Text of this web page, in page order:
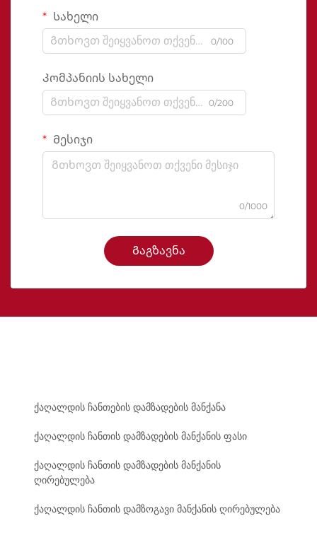
Სახელი
0/100
Კომპანიის სახელი
0/200
Მესიჯი
0/1000
Გაგზავნა
ქაღალდის ჩანთების დამზადების მანქანა
ქაღალდის ჩანთის დამზადების მანქანის ფასი
ქაღალდის ჩანთის დამზადების მანქანის
ღირებულება
ქაღალდის ჩანთის დამზოგავი მანქანის ღირებულება